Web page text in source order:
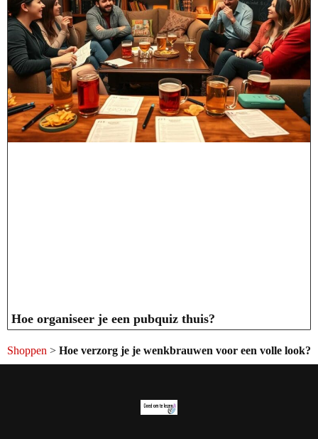
Hoe organiseer je een pubquiz thuis?
Shoppen > Hoe verzorg je je wenkbrauwen voor een volle look?